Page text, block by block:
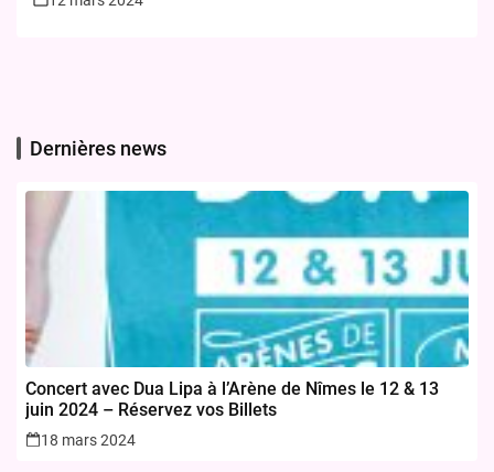
Dernières news
Concert avec Dua Lipa à l’Arène de Nîmes le 12 & 13
juin 2024 – Réservez vos Billets
18 mars 2024